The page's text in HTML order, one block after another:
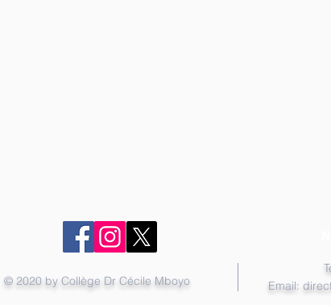
© 2020 by Collège Dr Cécile Mboyo
Email: